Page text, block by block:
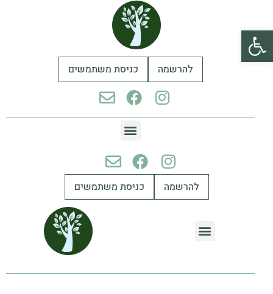
פתח סרגל נגישות
להרשמה כניסת משתמשים
להרשמה כניסת משתמשים